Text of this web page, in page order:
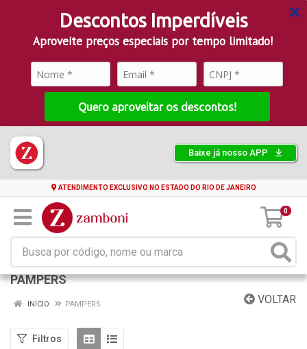
Descontos Imperdíveis
Aproveite preços especiais por tempo limitado!
Quero aproveitar os descontos!
Baixe já nosso APP
ATENDIMENTO EXCLUSIVO NO ESTADO DO RIO DE JANEIRO
0
PAMPERS
VOLTAR
INÍCIO PAMPERS
Filtros